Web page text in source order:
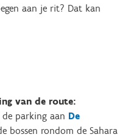
aan je rit? Dat kan
van de route:
parking aan De
bossen rondom de Sahara